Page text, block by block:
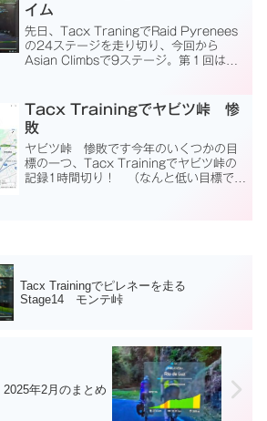
イム
先日、Tacx TraningでRaid Pyrenees
の24ステージを走り切り、今回から
Asian Climbsで9ステージ。第１回は
富士ヒ...
Tacx Trainingでヤビツ峠 惨
敗
ヤビツ峠 惨敗です今年のいくつかの目
標の一つ、Tacx Trainingでヤビツ峠の
記録1時間切り！ （なんと低い目標でし
Tacx Trainingでピレネーを走る
Stage14 モンテ峠
2025年2月のまとめ